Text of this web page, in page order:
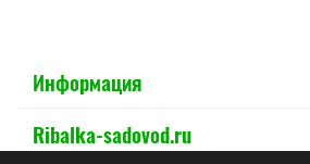
Информация
Ribalka-sadovod.ru